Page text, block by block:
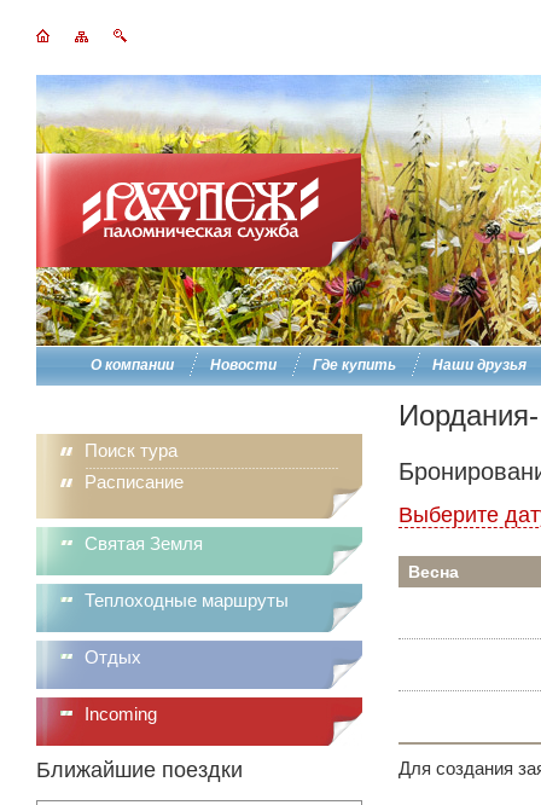
О компании Новости Где купить Наши друзья
Поиск тура
Расписание
Святая Земля
Теплоходные маршруты
Отдых
Incoming
Ближайшие поездки
Выберите
Весна
Для создания